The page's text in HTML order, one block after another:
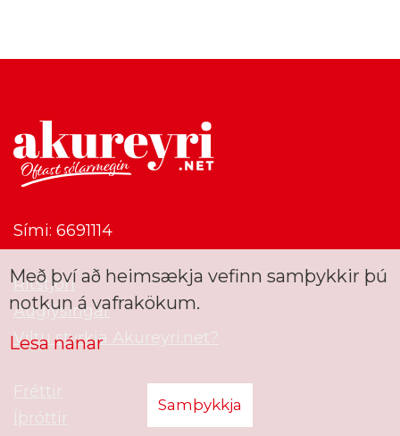
Sími: 6691114
Ritstjóri
Auglýsingar
Viltu styrkja Akureyri.net?
Fréttir
Íþróttir
Með því að heimsækja vefinn samþykkir þú
notkun á vafrakökum.
Lesa nánar
Samþykkja